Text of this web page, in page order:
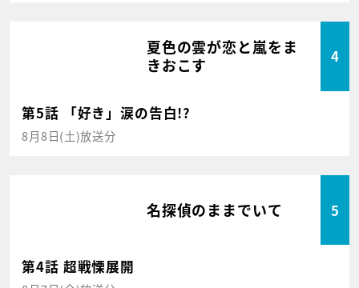
夏色の雲が恋と嵐をま
きおこす
4
第5話 「好き」涙の告白!?
8月8日(土)放送分
名探偵のままでいて 5
第4話 超戦慄展開